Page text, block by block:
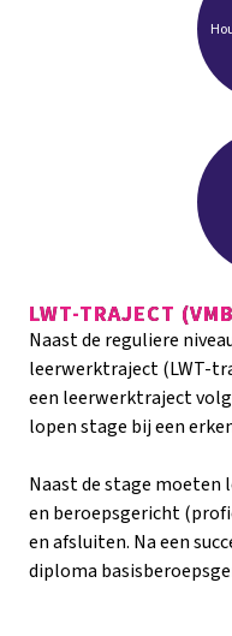
LWT-TRAJECT
Naast de reguliere
leerwerktraject (LWT-
een leerwerktraject
lopen stage bij een
Naast de stage moeten
en beroepsgericht
en afsluiten. Na een
diploma